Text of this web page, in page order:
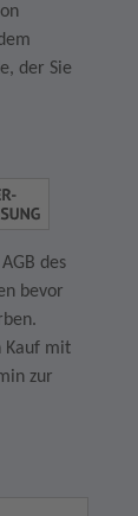
der Sie
des
bevor
Kauf mit
zur